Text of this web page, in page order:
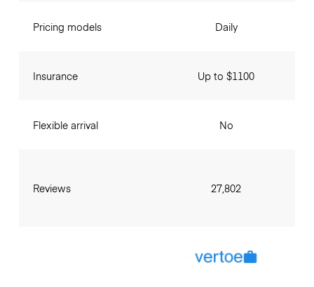
Pricing models
Insurance
Flexible arrival
Reviews
Daily
Up to $1100
No
27,802